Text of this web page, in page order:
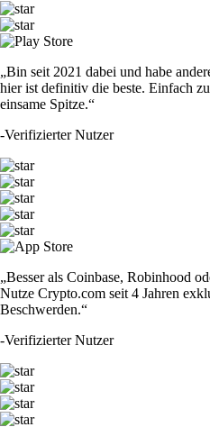
„Bin seit 2021 dabei und habe
hier ist definitiv die beste. Einfach
einsame Spitze.“
-Verifizierter Nutzer
„Besser als Coinbase, Robinhood
Nutze Crypto.com seit 4 Jahren
Beschwerden.“
-Verifizierter Nutzer